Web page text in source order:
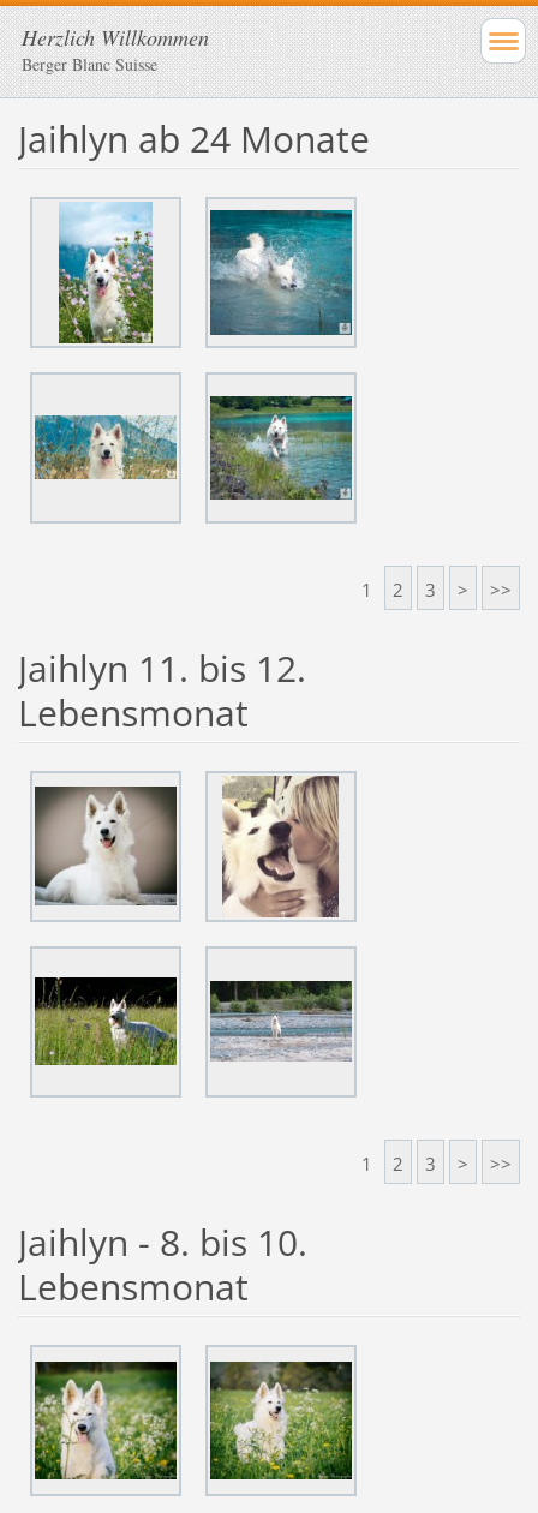
Herzlich Willkommen
Berger Blanc Suisse
Jaihlyn ab 24 Monate
1 2 3 > >>
Jaihlyn 11. bis 12.
Lebensmonat
1 2 3 > >>
Jaihlyn - 8. bis 10.
Lebensmonat